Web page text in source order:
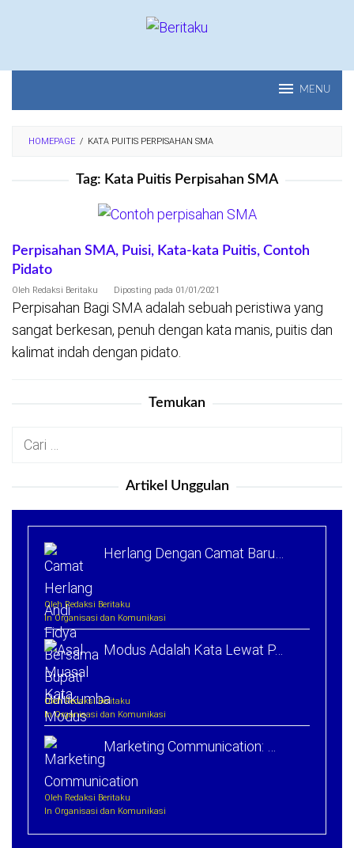
MENU
HOMEPAGE / KATA PUITIS PERPISAHAN SMA
Tag: Kata Puitis Perpisahan SMA
Perpisahan SMA, Puisi, Kata-kata Puitis, Contoh
Pidato
Oleh Redaksi Beritaku Diposting pada 01/01/2021
Perpisahan Bagi SMA adalah sebuah peristiwa yang
sangat berkesan, penuh dengan kata manis, puitis dan
kalimat indah dengan pidato.
Temukan
Cari
Artikel Unggulan
Herlang Dengan Camat Baru…
Oleh Redaksi Beritaku
In Organisasi dan Komunikasi
Modus Adalah Kata Lewat P…
Oleh Redaksi Beritaku
In Organisasi dan Komunikasi
Marketing Communication: …
Oleh Redaksi Beritaku
In Organisasi dan Komunikasi